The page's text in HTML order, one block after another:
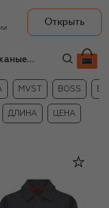
Открыть
Чёрные мужские кожаные куртки HUGO
MVST BOSS
ДЛИНА ЦЕНА